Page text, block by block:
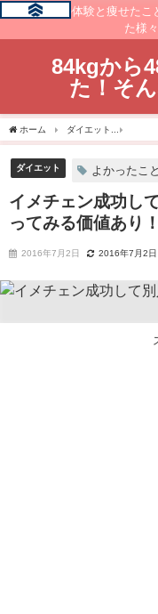
痩せるまでの体験と痩せた
た様
84kgから
た！そ
ホーム ダイエット
ダイエット よかったこと
イメチェン成功し
ってみる価値あり！
2016年7月2日 2016年7月2日